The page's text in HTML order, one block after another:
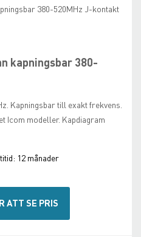
kapningsbar 380-
Kapningsbar till exakt frekvens.
Icom modeller. Kapdiagram
12 månader
ATT SE PRIS